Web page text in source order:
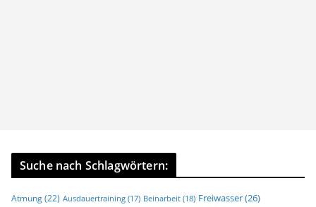
Suche nach Schlagwörtern:
Atmung(22) Ausdauertraining (17) Beinarbeit (18) Freiwasser(26)